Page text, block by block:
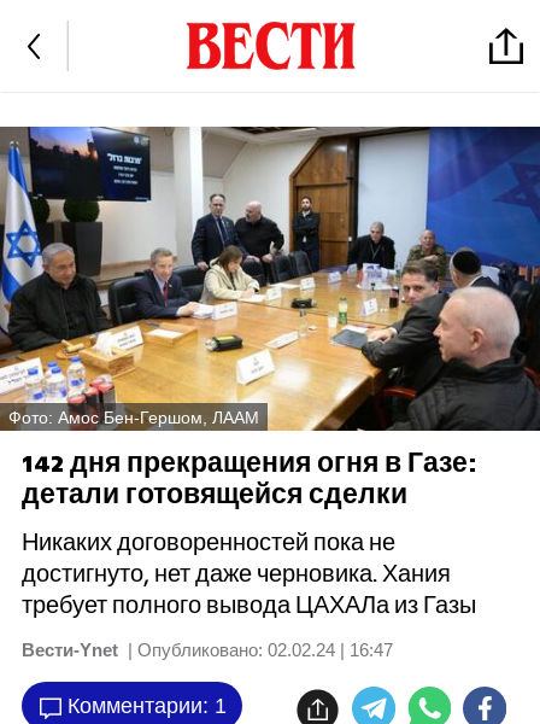
Фото: Амос Бен-Гершом, ЛААМ
142 дня прекращения огня в Газе:
детали готовящейся сделки
Никаких договоренностей пока не
достигнуто, нет даже черновика. Хания
требует полного вывода ЦАХАЛа из Газы
Вести-Ynet | Опубликовано: 02.02.24 | 16:47
Комментарии: 1